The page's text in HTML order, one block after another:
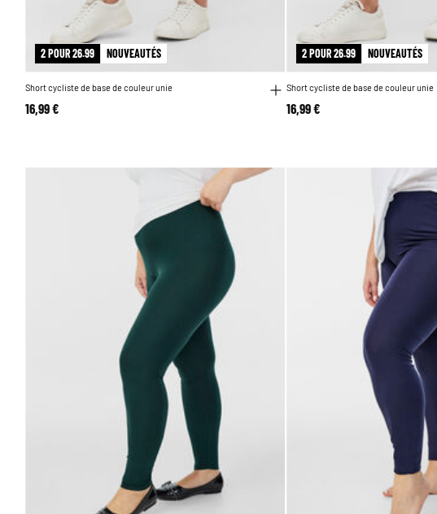
2 POUR 26.99 NOUVEAUTÉS
Short cycliste de base de couleur unie
16,99 €
2 POUR 26.99 NOUVEAUTÉS
Short cycliste de base de couleur unie
16,99 €